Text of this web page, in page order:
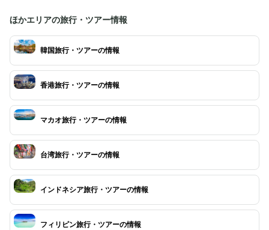
ほかエリアの旅行・ツアー情報
韓国旅行・ツアーの情報
香港旅行・ツアーの情報
マカオ旅行・ツアーの情報
台湾旅行・ツアーの情報
インドネシア旅行・ツアーの情報
フィリピン旅行・ツアーの情報